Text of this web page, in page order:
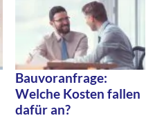
Bauvoranfrage:
Welche Kosten fallen
dafür an?